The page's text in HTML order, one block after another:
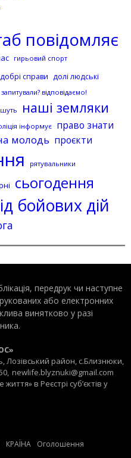
повідомляє
гирьовий спорт
добрі справи долі людські
запитували? відповідаємо!
наші земляки
інформує право знати
молодь проєкти
рятувальники
сьогодення
бойових дій
передрук чи наступне
або електронних
винятково у разі
Лозівський район, с.Близнюки,
newlife.blyznuki@gmail.com
в Реєстрі суб’єктів у
КРАЇНА
Оголошення